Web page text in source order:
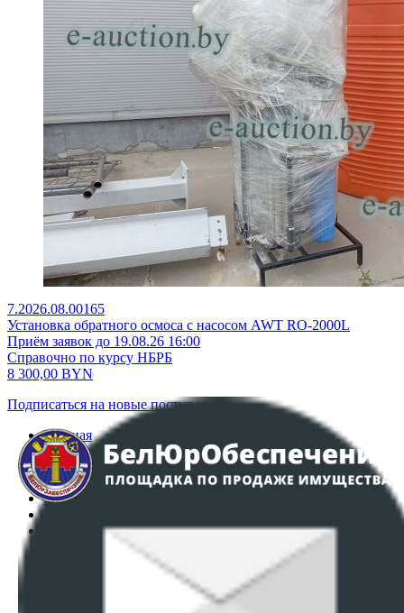
7.2026.08.00165
Установка обратного осмоса с насосом AWT RO-2000L
Приём заявок до 19.08.26 16:00
Справочно по курсу НБРБ
8 300,00 BYN
Подписаться на новые поступления
Главная
Аукционы
Интернет-магазин
Регламент организации и проведения торгов
Политика в отношении обработки персональных
ПОЛОЖЕНИЕ О ПОЛИТИКЕ ОБРАБОТКИ COOKIE-
Настройки cookie-файлов